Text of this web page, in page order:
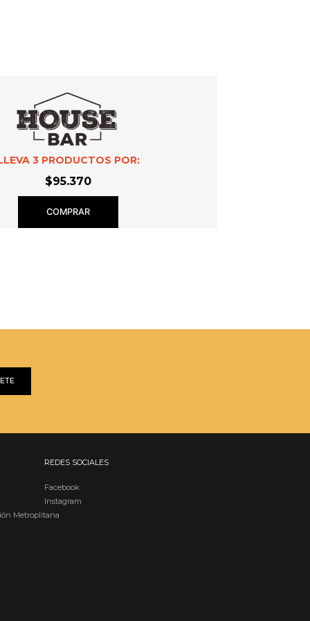
3 PRODUCTOS POR:
$95.370
COMPRAR
Metroplitana
REDES SOCIALES
Facebook
Instagram